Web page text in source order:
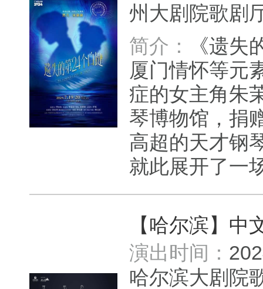
州大剧院歌
简介：
《遗
厦门情怀等元
症的女主角朱
琴博物馆，捐
高超的天才钢
就此展开了一
【哈尔滨】
演出时间：
哈尔滨大剧